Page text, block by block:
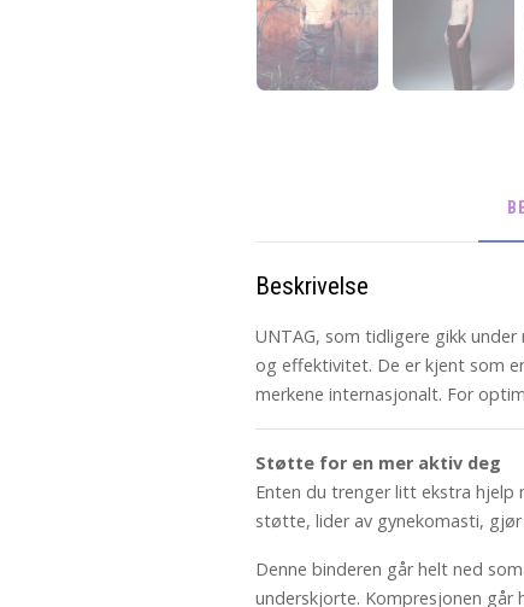
Beskrivelse
UNTAG, som tidligere gikk
og effektivitet. De er kjent som
merkene internasjonalt. For
Støtte for en mer aktiv deg
Enten du trenger litt ekstra hjelp
støtte, lider av gynekomasti,
Denne binderen går helt ned
underskjorte. Kompresjonen går